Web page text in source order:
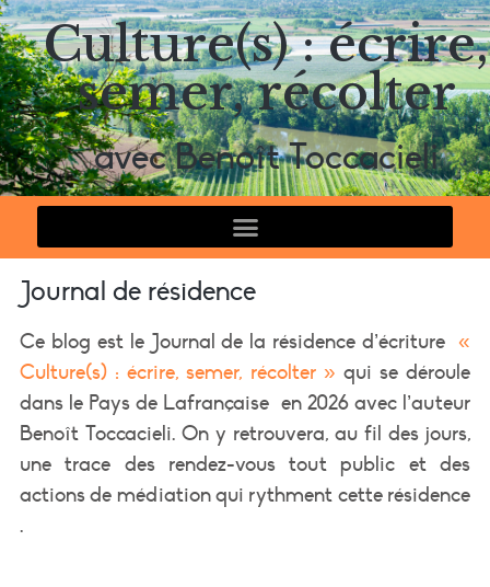
Culture(s) : écrire,
semer, récolter
avec Benoît Toccacieli
Journal de résidence
Ce blog est le Journal de la résidence d’écriture «
Culture(s) : écrire, semer, récolter » qui se déroule
dans le Pays de Lafrançaise en 2026 avec l’auteur
Benoît Toccacieli. On y retrouvera, au fil des jours,
une trace des rendez-vous tout public et des
actions de médiation qui rythment cette résidence
.